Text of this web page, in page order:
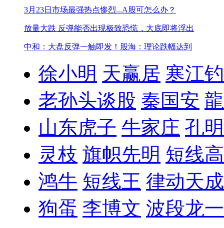
3月23日市场最强热点惨烈...A股可怎么办？
放量大跌 反弹能否出现极致恐慌，大底即将浮出
中和：大盘反弹一触即发！ 股海：理论跌幅达到
徐小明 天赢居 寒江
老孙头谈股 秦国安
山东虎子 牛家庄 孔
灵枝 旗帜先明 短线
鸿牛 短线王 律动天成
狗蛋 李博文 波段龙一